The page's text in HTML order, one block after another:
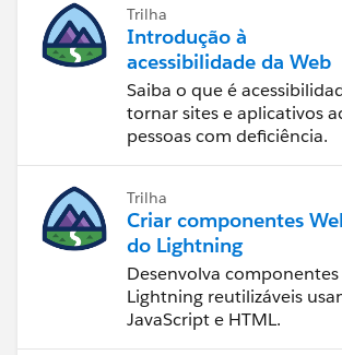
Trilha
Introdução à
acessibilidade da Web
Saiba o que é
tornar sites e aplicativos
pessoas com deficiência.
Trilha
Criar componentes
do Lightning
Desenvolva
Lightning reutilizáveis
JavaScript e HTML.